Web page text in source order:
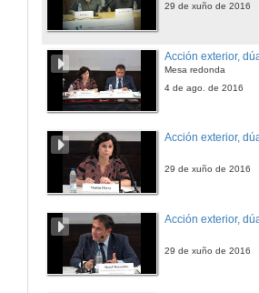
29 de xuño de 2016
Mesa redonda
4 de ago. de 2016
29 de xuño de 2016
29 de xuño de 2016